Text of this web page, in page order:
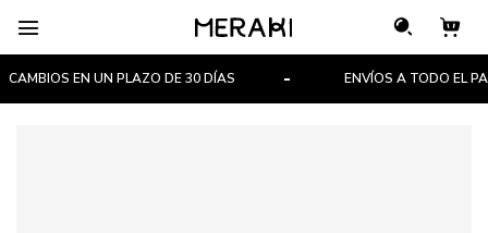

EN UN PLAZO DE 30 DÍAS ENVÍOS A TODO EL PAÍS